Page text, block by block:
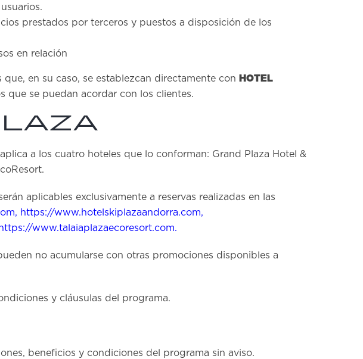
prestados por terceros y puestos a disposición de los
en relación
en su caso, se establezcan directamente con HOTEL
que se puedan acordar con los clientes.
a los cuatro hoteles que lo conforman: Grand Plaza Hotel &
aplicables exclusivamente a reservas realizadas en las
, https://www.hotelskiplazaandorra.com,
https://www.talaiaplazaecoresort.com.
no acumularse con otras promociones disponibles a
y cláusulas del programa.
beneficios y condiciones del programa sin aviso.